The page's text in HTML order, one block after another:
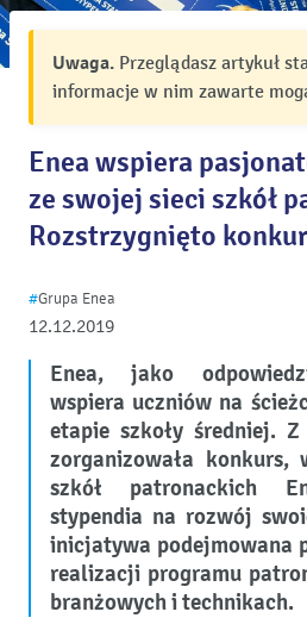
Uwaga. Przeglądasz artykuł
informacje w nim zawarte
Enea wspiera
ze swojej sieci szkół
Rozstrzygnięto
12.12.2019
#Grupa Enea
Enea, jako
wspiera uczniów na
etapie szkoły średniej.
zorganizowała
szkół patronackich
stypendia na rozwój
inicjatywa podejmowana
realizacji programu
branżowych i technikach.